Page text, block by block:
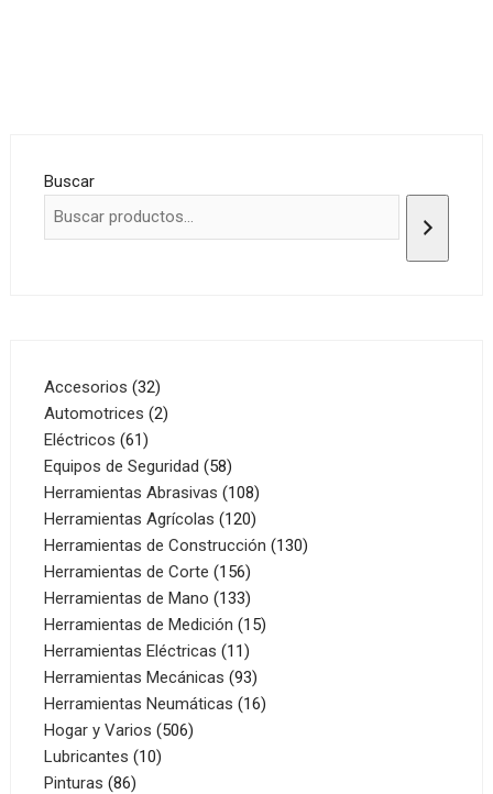
Buscar
Accesorios 3232
productos
Automotrices 22
Eléctricos 6161
productos
Equipos de Seguridad 5858
productos
Herramientas Abrasivas 108108
productos
Herramientas Agrícolas 120120
productos
Herramientas de Construcción 130130
Herramientas de Corte 156156
productos
Herramientas de Mano 133133
productos
Herramientas de Medición 1515
Herramientas Eléctricas 1111
productos
Herramientas Mecánicas 9393
productos
Herramientas Neumáticas 1616
Hogar y Varios 506506
Lubricantes 1010
Pinturas 8686